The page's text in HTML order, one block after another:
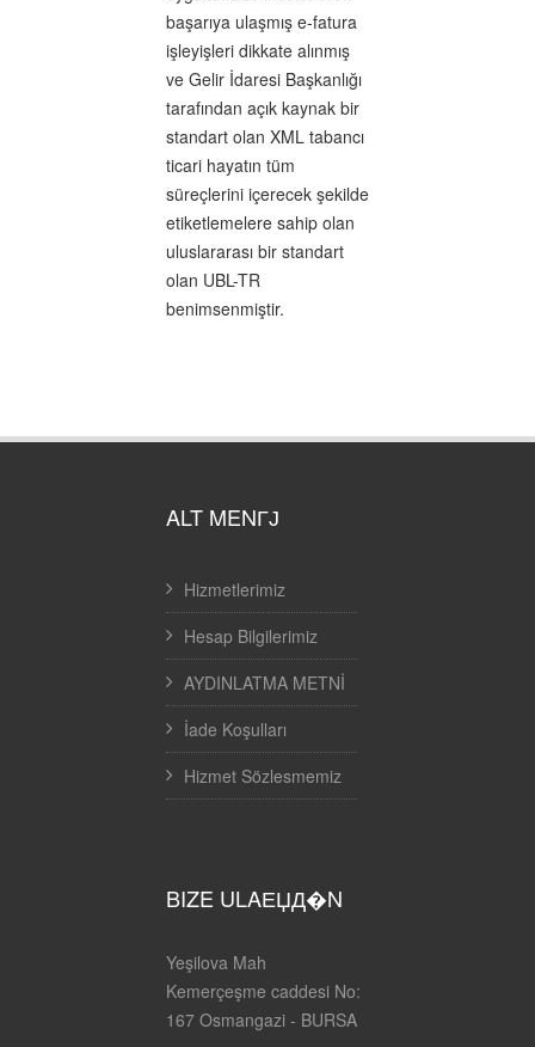
başarıya ulaşmış e-fatura
işleyişleri dikkate alınmış
ve Gelir İdaresi Başkanlığı
tarafından açık kaynak bir
standart olan XML tabancı
ticari hayatın tüm
süreçlerini içerecek şekilde
etiketlemelere sahip olan
uluslararası bir standart
olan UBL-TR
benimsenmiştir.
ALT MENГЈ
Hizmetlerimiz
Hesap Bilgilerimiz
AYDINLATMA METNİ
İade Koşulları
Hizmet Sözlesmemiz
BIZE ULAЕЏД�N
Yeşilova Mah
Kemerçeşme caddesi No:
167 Osmangazi - BURSA